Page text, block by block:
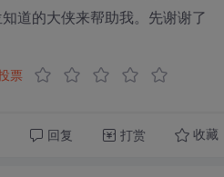
道的大侠来帮助我。先谢谢了
票
回复 打赏 收藏